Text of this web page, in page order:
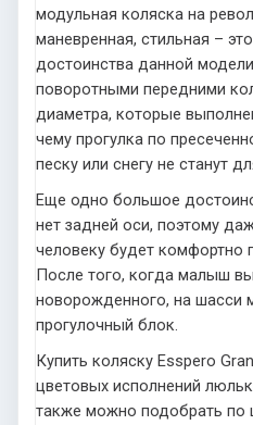
модульная коляска на
маневренная, стильная –
достоинства данной
поворотными передними
диаметра, которые
чему прогулка по
песку или снегу не станут
Еще одно большое
нет задней оси, поэтому
человеку будет комфортно
После того, когда малыш
новорожденного, на шасси
прогулочный блок.
Купить коляску Esspero
цветовых исполнений
также можно подобрать по